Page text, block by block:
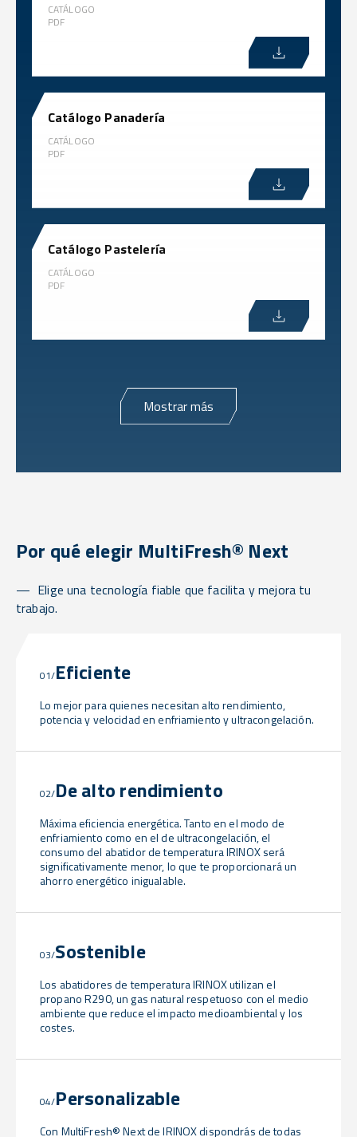
CATÁLOGO
PDF
Catálogo Panadería
CATÁLOGO
PDF
Catálogo Pastelería
CATÁLOGO
PDF
Mostrar más
Por qué elegir MultiFresh® Next
Elige una tecnología fiable que facilita y mejora tu
trabajo.
01/Eficiente
Lo mejor para quienes necesitan alto rendimiento,
potencia y velocidad en enfriamiento y ultracongelación.
02/De alto rendimiento
Máxima eficiencia energética. Tanto en el modo de
enfriamiento como en el de ultracongelación, el
consumo del abatidor de temperatura IRINOX será
significativamente menor, lo que te proporcionará un
ahorro energético inigualable.
03/Sostenible
Los abatidores de temperatura IRINOX utilizan el
propano R290, un gas natural respetuoso con el medio
ambiente que reduce el impacto medioambiental y los
costes.
04/Personalizable
Con MultiFresh® Next de IRINOX dispondrás de todas